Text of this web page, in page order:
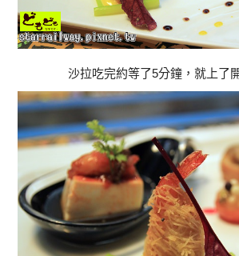
沙拉吃完約等了5分鐘，就上了